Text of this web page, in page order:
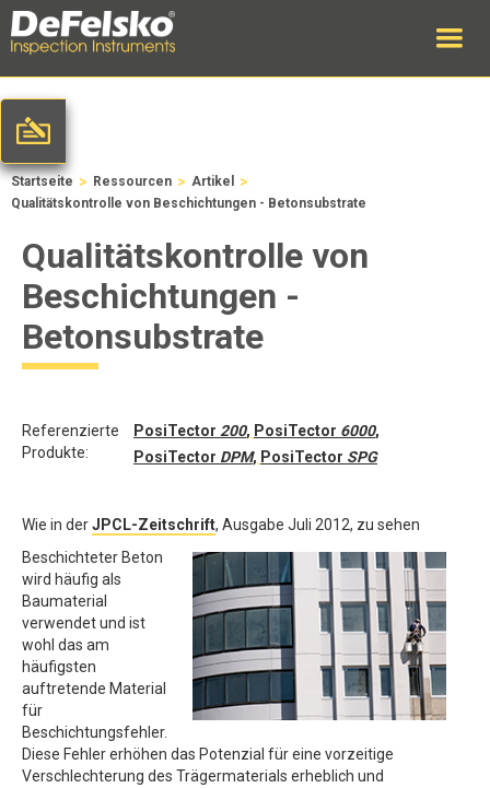
Startseite > Ressourcen > Artikel >
Qualitätskontrolle von Beschichtungen - Betonsubstrate
Qualitätskontrolle von
Beschichtungen -
Betonsubstrate
Referenzierte
Produkte:
PosiTector 200, PosiTector 6000,
PosiTector DPM, PosiTector SPG
Wie in derJPCL-Zeitschrift, Ausgabe Juli 2012, zu sehen
Beschichteter Beton
wird häufig als
Baumaterial
verwendet und ist
wohl das am
häufigsten
auftretende Material
für
Beschichtungsfehler.
Diese Fehler erhöhen das Potenzial für eine vorzeitige
Verschlechterung des Trägermaterials erheblich und